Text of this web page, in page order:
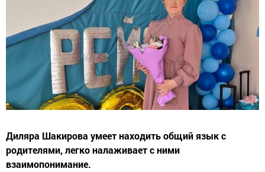
Диляра Шакирова умеет находить общий язык с
родителями, легко налаживает с ними
взаимопонимание.